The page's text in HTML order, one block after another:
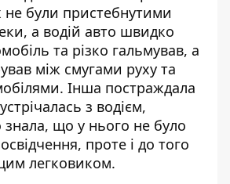
не були пристебнутими
а водій авто швидко
та різко гальмував, а
між смугами руху та
Інша постраждала
з водієм,
знала, що у нього не було
проте і до того
легковиком.